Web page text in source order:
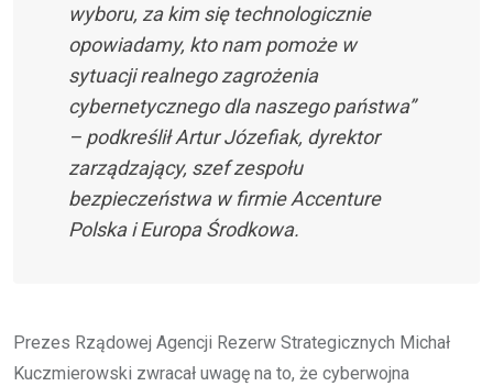
wyboru, za kim się technologicznie
opowiadamy, kto nam pomoże w
sytuacji realnego zagrożenia
cybernetycznego dla naszego państwa”
– podkreślił Artur Józefiak, dyrektor
zarządzający, szef zespołu
bezpieczeństwa w firmie Accenture
Polska i Europa Środkowa.
Prezes Rządowej Agencji Rezerw Strategicznych Michał
Kuczmierowski zwracał uwagę na to, że cyberwojna